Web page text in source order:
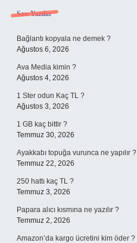
Sidebar
Son Yazılar
Bağlantı kopyala ne demek ?
Ağustos 6, 2026
Ava Media kimin ?
Ağustos 4, 2026
1 Ster odun Kaç TL ?
Ağustos 3, 2026
1 GB kaç bittir ?
Temmuz 30, 2026
Ayakkabı topuğa vurunca ne yapılır ?
Temmuz 22, 2026
250 hattı kaç TL ?
Temmuz 3, 2026
Papara alıcı kısmına ne yazılır ?
Temmuz 2, 2026
Amazon’da kargo ücretini kim öder ?